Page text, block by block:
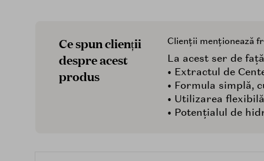
Ce spun clienții
despre acest
produs
Clienții menționează
La acest ser de
• Extractul de
• Formula simplă,
• Utilizarea
• Potențialul de